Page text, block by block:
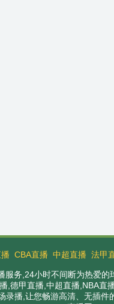
CBA直播 中超直播 法甲
务,24小时不间断为热爱
德甲直播,中超直播,NBA
录播,让您畅游高清、无插件